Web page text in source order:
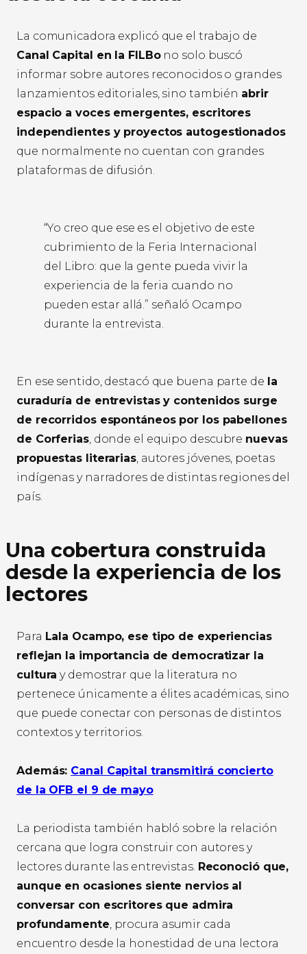
La comunicadora explicó que el trabajo de
Canal Capital en la FILBono solo buscó
informar sobre autores reconocidos o grandes
lanzamientos editoriales, sino también abrir
espacio a voces emergentes, escritores
independientes y proyectos autogestionados
que normalmente no cuentan con grandes
plataformas de difusión.
“Yo creo que ese es el objetivo de este
cubrimiento de la Feria Internacional
del Libro: que la gente pueda vivir la
experiencia de la feria cuando no
pueden estar allá.” señaló Ocampo
durante la entrevista.
En ese sentido, destacó que buena parte de la
curaduría de entrevistas y contenidos surge
de recorridos espontáneos por los pabellones
de Corferias, donde el equipo descubre nuevas
propuestas literarias, autores jóvenes, poetas
indígenas y narradores de distintas regiones del
país.
Una cobertura construida
desde la experiencia de los
lectores
Para Lala Ocampo, ese tipo de experiencias
reflejan la importancia de democratizar la
cultura y demostrar que la literatura no
pertenece únicamente a élites académicas, sino
que puede conectar con personas de distintos
contextos y territorios.
Además: Canal Capital transmitirá concierto
de la OFB el 9 de mayo
La periodista también habló sobre la relación
cercana que logra construir con autores y
lectores durante las entrevistas. Reconoció que,
aunque en ocasiones siente nervios al
conversar con escritores que admira
profundamente, procura asumir cada
encuentro desde la honestidad de una lectora